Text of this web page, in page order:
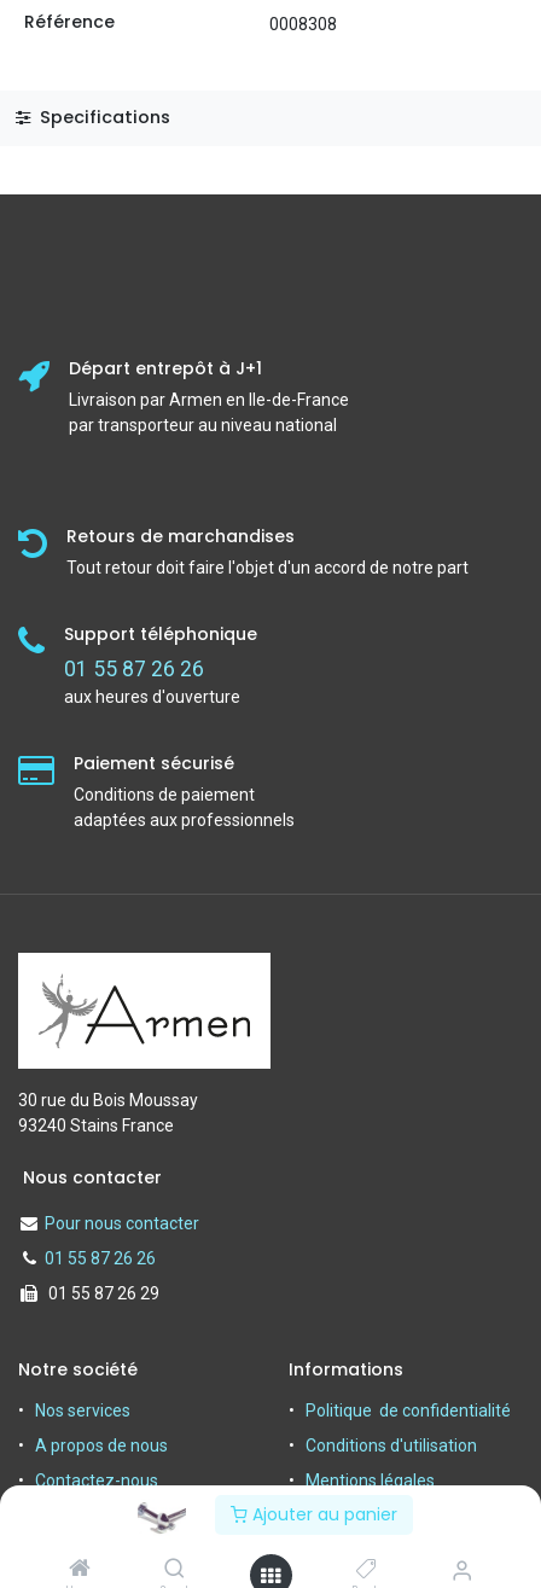
Ajouter au panier
Référence 0008308
Specifications
Départ entrepôt à J+1
Livraison par Armen en Ile-de-France
par transporteur au niveau national
Retours de marchandises
Tout retour doit faire l'objet d'un accord de notre part
Support téléphonique
01 55 87 26 26
aux heures d'ouverture
Paiement sécurisé
Conditions de paiement
adaptées aux professionnels
30 rue du Bois Moussay
93240 Stains France
Nous contacter
Pour nous contacter
01 55 87 26 26
01 55 87 26 29
Notre société
Nos services
A propos de nous
Contactez-nous
Informations
Politique de confidentialité
Conditions d'utilisation
Mentions légales